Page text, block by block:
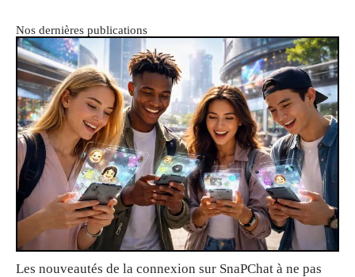
Nos dernières publications
Les nouveautés de la connexion sur SnaPChat à ne pas